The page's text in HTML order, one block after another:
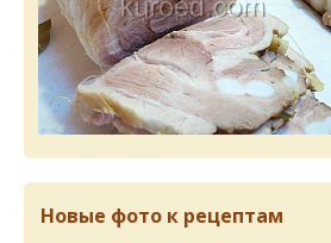
Новые фото к рецептам